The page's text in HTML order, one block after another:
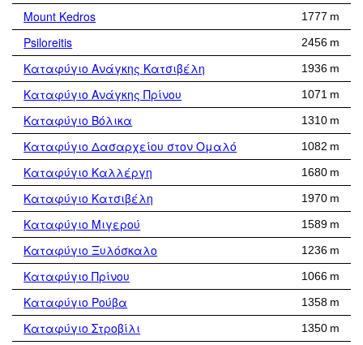
Mount Kedros 1777 m
Psiloreitis 2456 m
Καταφύγιο Ανάγκης Κατσιβέλη 1936 m
Καταφύγιο Ανάγκης Πρίνου 1071 m
Καταφύγιο Βόλικα 1310 m
Καταφύγιο Δασαρχείου στον Ομαλό 1082 m
Καταφύγιο Καλλέργη 1680 m
Καταφύγιο Κατσιβέλη 1970 m
Καταφύγιο Μιγερού 1589 m
Καταφύγιο Ξυλόσκαλο 1236 m
Καταφύγιο Πρίνου 1066 m
Καταφύγιο Ρούβα 1358 m
Καταφύγιο Στροβίλι 1350 m